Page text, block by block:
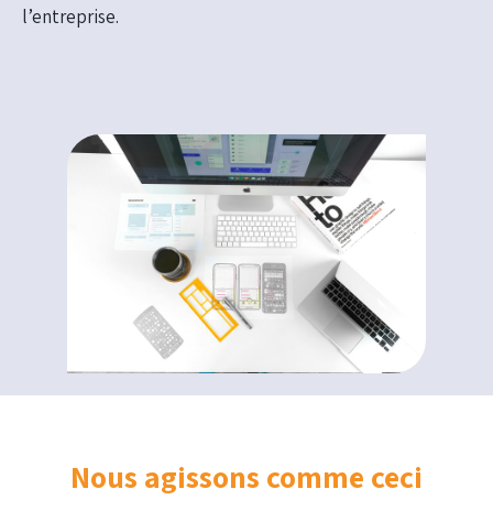
l’entreprise.
Nous agissons comme ceci